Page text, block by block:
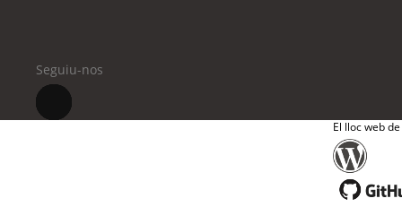
Seguiu-nos
El lloc web